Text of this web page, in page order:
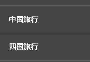
中国旅行
四国旅行